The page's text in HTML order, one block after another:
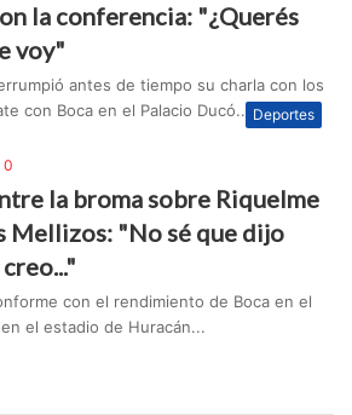
la conferencia: "¿Querés
voy"
antes de tiempo su charla con los
con Boca en el Palacio Ducó....Deportes
0
la broma sobre Riquelme
Mellizos: "No sé que dijo
con el rendimiento de Boca en el
el estadio de Huracán...